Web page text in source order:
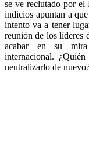
se ve reclutado por
indicios apuntan a
intento va a tener
reunión de los líderes
acabar en su mira
internacional.
neutralizarlo de